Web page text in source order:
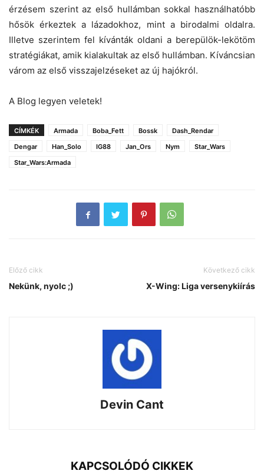
érzésem szerint az első hullámban sokkal használhatóbb
hősök érkeztek a lázadokhoz, mint a birodalmi oldalra.
Illetve szerintem fel kívánták oldani a berepülök-lekötöm
stratégiákat, amik kialakultak az első hullámban. Kíváncsian
várom az első visszajelzéseket az új hajókról.
A Blog legyen veletek!
CÍMKÉK Armada Boba_Fett Bossk
Dash_Rendar
Dengar
Han_Solo IG88 Jan_Ors Nym
Star_Wars
Star_Wars:Armada
Előző cikk
Nekünk, nyolc ;)
Következő cikk
X-Wing: Liga versenykiírás
Devin Cant
KAPCSOLÓDÓ CIKKEK